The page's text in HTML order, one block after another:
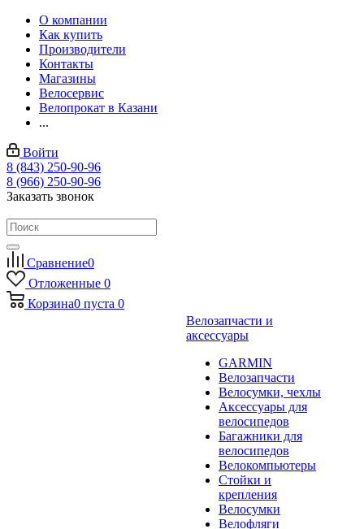
О компании
Как купить
Производители
Контакты
Магазины
Велосервис
Велопрокат в Казани
...
Войти
8 (843) 250-90-96
8 (966) 250-90-96
Заказать звонок
Сравнение0
Отложенные 0
Корзина0 пуста 0
Велозапчасти и
аксессуары
GARMIN
Велозапчасти
Велосумки, чехлы
Аксессуары для
велосипедов
Багажники для
велосипедов
Велокомпьютеры
Стойки и
крепления
Велосумки
Велофляги